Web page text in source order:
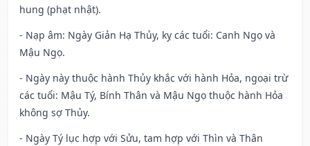
hung (phạt nhật).
- Nạp âm: Ngày Giản Hạ Thủy, kỵ các tuổi: Canh Ngọ và
Mậu Ngọ.
- Ngày này thuộc hành Thủy khắc với hành Hỏa, ngoại trừ
các tuổi: Mậu Tý, Bính Thân và Mậu Ngọ thuộc hành Hỏa
không sợ Thủy.
- Ngày Tý lục hợp với Sửu, tam hợp với Thìn và Thân